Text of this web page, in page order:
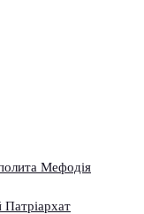
Мефодія
Патріархат